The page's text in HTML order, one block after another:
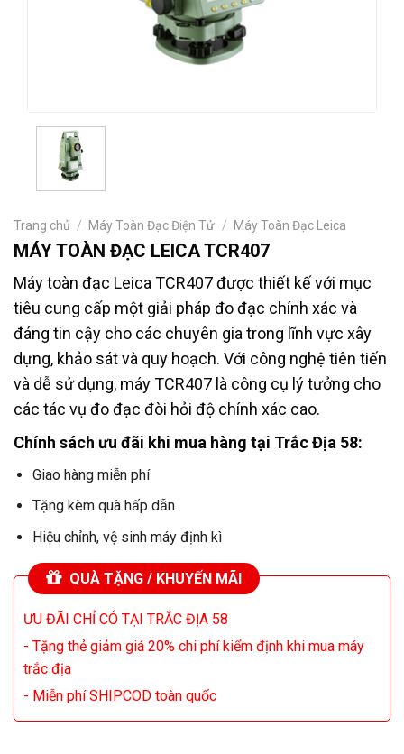
Trang chủ / Máy Toàn Đạc Điện Tử / Máy Toàn Đạc Leica
MÁY TOÀN ĐẠC LEICA TCR407
Máy toàn đạc Leica TCR407 được thiết kế với mục
tiêu cung cấp một giải pháp đo đạc chính xác và
đáng tin cậy cho các chuyên gia trong lĩnh vực xây
dựng, khảo sát và quy hoạch. Với công nghệ tiên tiến
và dễ sử dụng, máy TCR407 là công cụ lý tưởng cho
các tác vụ đo đạc đòi hỏi độ chính xác cao.
Chính sách ưu đãi khi mua hàng tại Trắc Địa 58:
Giao hàng miễn phí
Tặng kèm quà hấp dẫn
Hiệu chỉnh, vệ sinh máy định kì
QUÀ TẶNG / KHUYẾN MÃI
ƯU ĐÃI CHỈ CÓ TẠI TRẮC ĐỊA 58
- Tặng thẻ giảm giá 20% chi phí kiểm định khi mua máy
trắc địa
- Miễn phí SHIPCOD toàn quốc